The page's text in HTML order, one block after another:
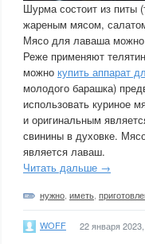
Шурма состоит из питы
жареным мясом,
Мясо для лаваша можно
Реже применяют
можно купить аппарат
молодого барашка)
использовать куриное
и оригинальным
свинины в духовке.
является лаваш.
Читать дальше →
нужно иметь
WOFF 22 января